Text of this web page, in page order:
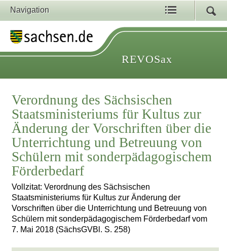
Navigation
REVOSax
Verordnung des Sächsischen
Staatsministeriums für Kultus zur
Änderung der Vorschriften über die
Unterrichtung und Betreuung von
Schülern mit sonderpädagogischem
Förderbedarf
Vollzitat: Verordnung des Sächsischen
Staatsministeriums für Kultus zur Änderung der
Vorschriften über die Unterrichtung und Betreuung von
Schülern mit sonderpädagogischem Förderbedarf vom
7. Mai 2018 (SächsGVBl. S. 258)